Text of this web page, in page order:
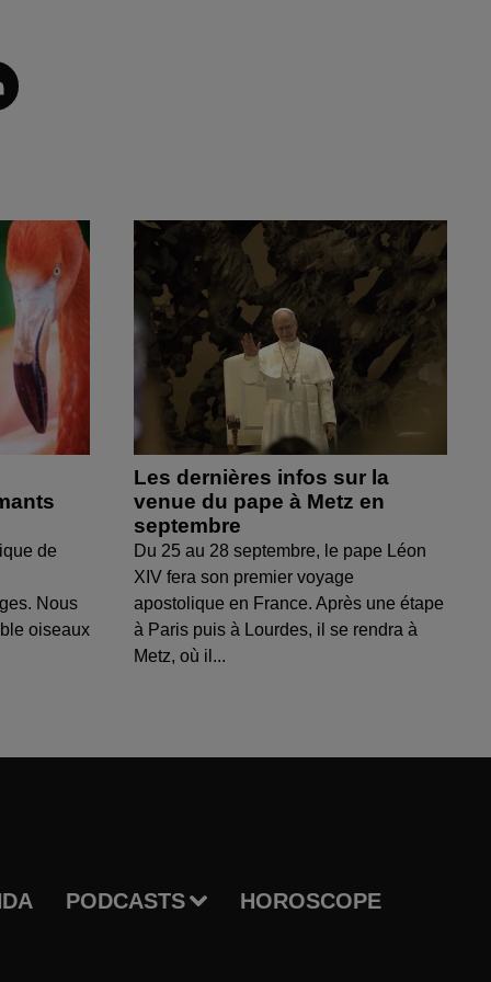
de
Nous
oiseaux
Les dernières infos sur la
venue du pape à Metz en
septembre
Du 25 au 28 septembre, le pape Léon
XIV fera son premier voyage
apostolique en France. Après une étape
à Paris puis à Lourdes, il se rendra à
Metz, où il...
PODCASTS HOROSCOPE